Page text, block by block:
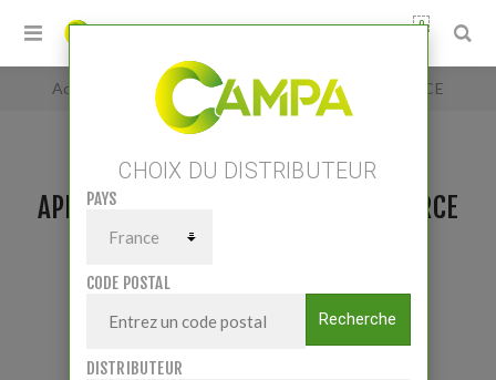
0
Accueil APPOINTEUSE BI FACE - PRISE DE FORCE
APPOINTEUSE BI FACE - PRISE DE FORCE
CHOIX DU DISTRIBUTEUR
PAYS
CODE POSTAL
Recherche
DISTRIBUTEUR